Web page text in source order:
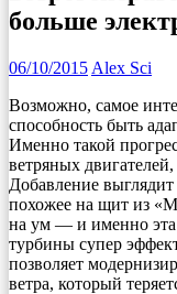
больше
06/10/2015 Alex Sci
Возможно, самое
способность быть
Именно такой
ветряных
Добавление
похожее на щит из
на ум — и именно эта
турбины супер
позволяет
ветра, который